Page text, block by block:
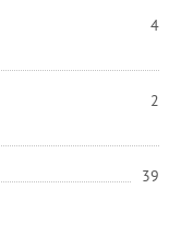
4
2
39